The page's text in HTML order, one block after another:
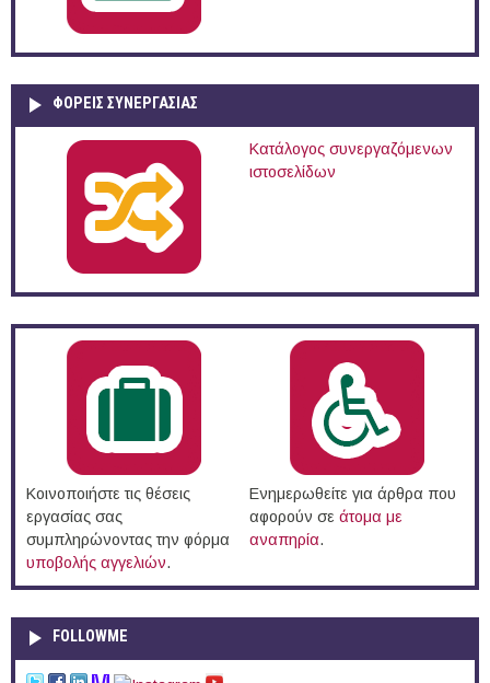
ΦΟΡΕΙΣ ΣΥΝΕΡΓΑΣΙΑΣ
Κατάλογος συνεργαζόμενων
ιστοσελίδων
Κοινοποιήστε τις θέσεις
εργασίας σας
συμπληρώνοντας την φόρμα
υποβολής αγγελιών.
Ενημερωθείτε για άρθρα που
αφορούν σε άτομα με
αναπηρία.
FOLLOWME